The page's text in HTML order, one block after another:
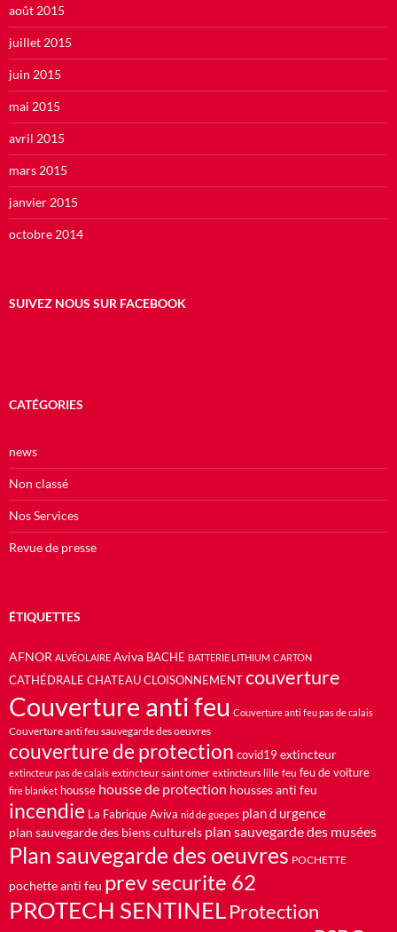
août 2015
juillet 2015
juin 2015
mai 2015
avril 2015
mars 2015
janvier 2015
octobre 2014
SUIVEZ NOUS SUR FACEBOOK
CATÉGORIES
news
Non classé
Nos Services
Revue de presse
ÉTIQUETTES
AFNOR ALVÉOLAIRE Aviva BACHE BATTERIE LITHIUM CARTON
CATHÉDRALE CHATEAU CLOISONNEMENT couverture
Couverture anti feu Couverture anti feu pas de calais
Couverture anti feu sauvegarde des oeuvres
couverture de protection covid19 extincteur
extincteur pas de calais extincteur saint omer extincteurs lille feu feu de voiture
fire blanket housse housse de protection housses anti feu
incendie La Fabrique Aviva nid de guepes plan d urgence
plan sauvegarde des biens culturels plan sauvegarde des musées
Plan sauvegarde des oeuvres POCHETTE
pochette anti feu prev securite 62
PROTECH SENTINELProtection